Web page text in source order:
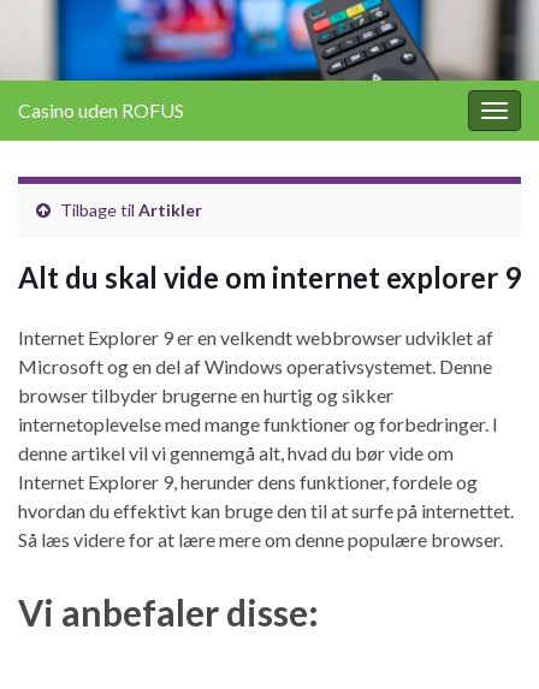
Casino uden ROFUS
Tilbage til Artikler
Alt du skal vide om internet explorer 9
Internet Explorer 9 er en velkendt webbrowser udviklet af
Microsoft og en del af Windows operativsystemet. Denne
browser tilbyder brugerne en hurtig og sikker
internetoplevelse med mange funktioner og forbedringer. I
denne artikel vil vi gennemgå alt, hvad du bør vide om
Internet Explorer 9, herunder dens funktioner, fordele og
hvordan du effektivt kan bruge den til at surfe på internettet.
Så læs videre for at lære mere om denne populære browser.
Vi anbefaler disse: